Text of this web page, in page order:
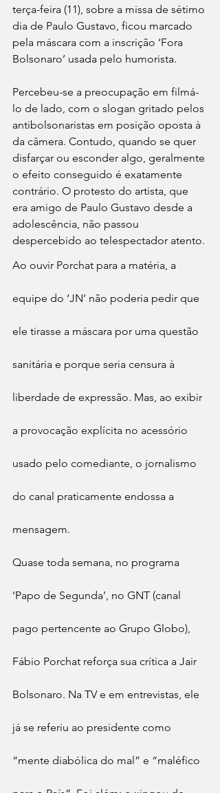
terça-feira (11), sobre a missa de sétimo
dia de Paulo Gustavo, ficou marcado
pela máscara com a inscrição ‘Fora
Bolsonaro’ usada pelo humorista.
Percebeu-se a preocupação em filmá-
lo de lado, com o slogan gritado pelos
antibolsonaristas em posição oposta à
da câmera. Contudo, quando se quer
disfarçar ou esconder algo, geralmente
o efeito conseguido é exatamente
contrário. O protesto do artista, que
era amigo de Paulo Gustavo desde a
adolescência, não passou
despercebido ao telespectador atento.
Ao ouvir Porchat para a matéria, a
equipe do ‘JN’ não poderia pedir que
ele tirasse a máscara por uma questão
sanitária e porque seria censura à
liberdade de expressão. Mas, ao exibir
a provocação explícita no acessório
usado pelo comediante, o jornalismo
do canal praticamente endossa a
mensagem.
Quase toda semana, no programa
‘Papo de Segunda’, no GNT (canal
pago pertencente ao Grupo Globo),
Fábio Porchat reforça sua crítica a Jair
Bolsonaro. Na TV e em entrevistas, ele
já se referiu ao presidente como
“mente diabólica do mal” e “maléfico